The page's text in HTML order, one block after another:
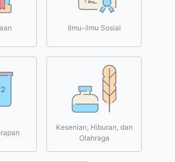
Ilmu-ilmu Sosial
Kesenian, Hiburan, dan
Olahraga